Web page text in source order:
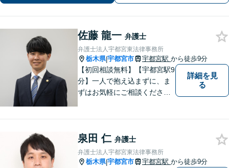
くりお話しください
佐藤 龍一 弁護士
弁護士法人宇都宮東法律事務所
栃木県|宇都宮市 宇都宮駅 から徒歩9分
【初回相談無料】【宇都宮駅9
分】一人で抱え込まずに、ま
ずはお気軽にご相談くださ
詳細を見
る
泉田 仁 弁護士
弁護士法人宇都宮東法律事務所
栃木県|宇都宮市 宇都宮駅 から徒歩9分